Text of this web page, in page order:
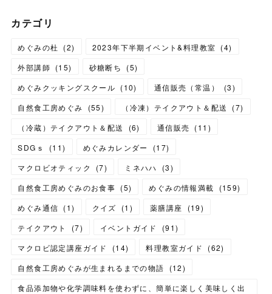
カテゴリ
めぐみの杜 (2) 2023年下半期イベント&料理教室 (4)
外部講師 (15) 砂糖断ち (5)
めぐみクッキングスクール (10) 通信販売（常温） (3)
自然食工房めぐみ
(55) （冷凍）テイクアウト＆配送 (7)
（冷蔵）テイクアウト＆配送
(6) 通信販売 (11 )
SDGｓ
(11) めぐみカレンダー (17)
マクロビオティック
(7) ミネハハ (3)
自然食工房めぐみのお食事 (5) めぐみの情報満載 (159)
めぐみ通信 (1) クイズ (1 ) 薬膳講座 (19)
テイクアウト
(7) イベントガイド (91)
マクロビ認定講座ガイド
(14) 料理教室ガイド (62)
自然食工房めぐみが生まれるまでの物語
(12)
食品添加物や化学調味料を使わずに、簡単に楽しく美味しく出